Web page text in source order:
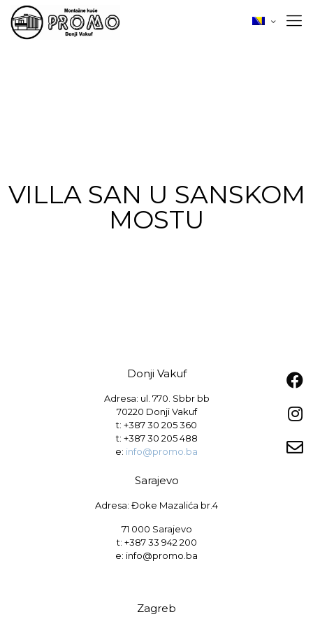
VILLA SAN U SANSKOM
MOSTU
Donji Vakuf
Adresa: ul. 770. Sbbr bb
70220 Donji Vakuf
t: +387 30 205 360
t: +387 30 205 488
e: info@promo.ba
Sarajevo
Adresa: Đoke Mazalića br.4
71 000 Sarajevo
t: +387 33 942 200
e: info@promo.ba
Zagreb